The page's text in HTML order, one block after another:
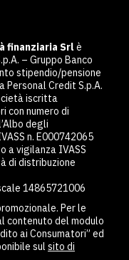
finanziaria Srlè
– Gruppo Banco
stipendio/pensione
Personal Credit S.p.A.
iscritta
con numero di
degli
n. E000742065
a vigilanza IVASS
di distribuzione
14865721006
Per le
contenuto del modulo
ai Consumatori” ed
sul sito di